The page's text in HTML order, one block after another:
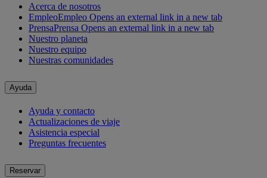
Acerca de nosotros
EmpleoEmpleo Opens an external link in a new tab
PrensaPrensa Opens an external link in a new tab
Nuestro planeta
Nuestro equipo
Nuestras comunidades
Ayuda
Ayuda y contacto
Actualizaciones de viaje
Asistencia especial
Preguntas frecuentes
Reservar